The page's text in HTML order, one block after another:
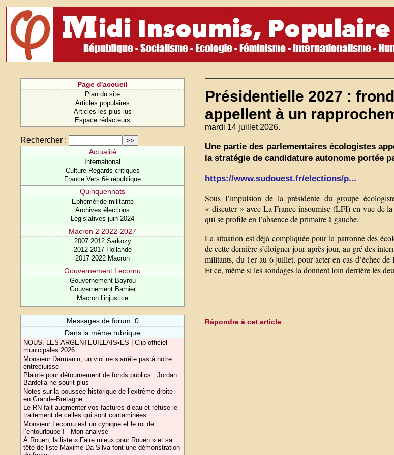
Page d'accueil
Plan du site
Articles populaires
Articles les plus lus
Espace rédacteurs
Rechercher :
Actualité
International
Culture Regards critiques
France Vers 6è république
Quinquennats
Ephéméride militante
Archives élections
Législatives juin 2024
Macron 2 2022-2027
2007 2012 Sarkozy
2012 2017 Hollande
2017 2022 Macron
Gouvernement Lecornu
Gouvernement Bayrou
Gouvernement Barnier
Macron l’injustice
Messages de forum: 0
Dans la même rubrique
NOUS, LES ARGENTEUILLAIS•ES | Clip officiel
municipales 2026
Monsieur Darmanin, un viol ne s’arrête pas à notre
entreciuisse
Plainte pour détournement de fonds publics : Jordan
Bardella ne sourit plus
Notes sur la poussée historique de l’extrême droite
en Grande-Bretagne
Le RN fait augmenter vos factures d’eau et refuse le
traitement de celles qui sont contaminées
Monsieur Lecornu est un cynique et le roi de
l’entourloupe ! - Mon analyse
À Rouen, la liste « Faire mieux pour Rouen » et sa
tête de liste Maxime Da Silva font une démonstration
Présidentielle 2027 :
appellent à un
mardi 14 juillet 2026.
Une partie des parlementaires écologistes
la stratégie de candidature autonome portée
https://www.sudouest.fr/elections/p...
Sous l’impulsion de la présidente du groupe
« discuter » avec La France insoumise (LFI) en vue de
qui se profile en l’absence de primaire à gauche.
La situation est déjà compliquée pour la patronne des
de cette dernière s’éloigner jour après jour, au gré des
militants, du 1er au 6 juillet, pour acter en cas d’échec
Et ce, même si les sondages la donnent loin derrière les
Répondre à cet article